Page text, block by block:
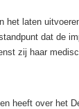
het laten
dat de
zij haar
heeft over het